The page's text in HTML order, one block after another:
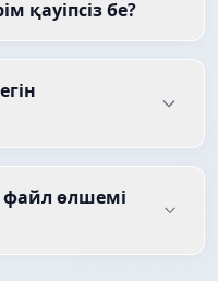
қауіпсіз бе?
файл өлшемі